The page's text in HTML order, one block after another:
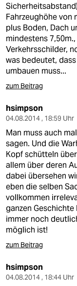
Fahrzeughöhe von
plus Boden, Dach
mindestens
Verkehrsschilder,
was bedeutet,
umbauen muss...
zum Beitrag
hsimpson
04.08.2014 , 18:59 Uhr
Man muss auch
sagen. Und die
Kopf schütteln
allem über deren
dabei übersehen
eben die selben
vollkommen
ganzen
immer noch
möglich ist!
zum Beitrag
hsimpson
04.08.2014 , 18:44 Uhr